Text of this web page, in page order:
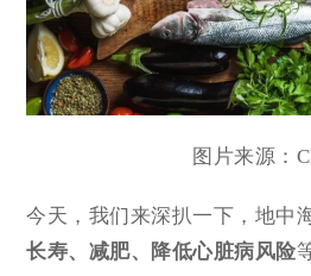
图片来源：
今天，我们来深扒一下，地中
长寿、减肥、降低心脏病风险